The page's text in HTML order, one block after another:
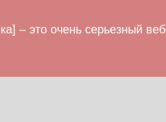
– это очень серьезный